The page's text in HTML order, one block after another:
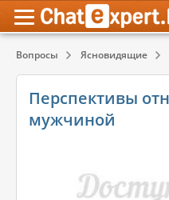
Вопросы Ясновидящие
Перспективы
мужчиной
Психология
Эзотерика
Психология
Эзотерика
Обратная связь
Служба поддержки